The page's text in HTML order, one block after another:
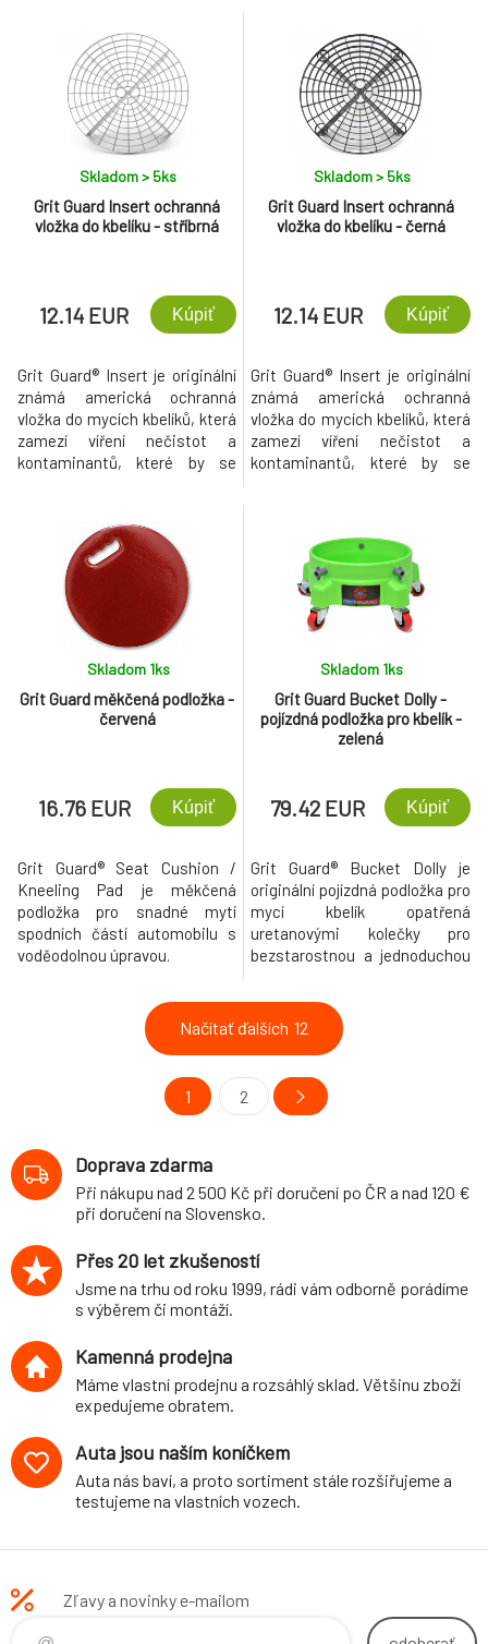
Grit Guard Insert ochranná
vložka do kbelíku - stříbrná
Skladom > 5ks
12.14 EUR Kúpiť
Grit Guard® Insert je originální
známá americká ochranná
vložka do mycích kbelíků, která
zamezí víření nečistot a
kontaminantů, které by se
lak či jiný umývaný povrch.
Grit Guard Insert ochranná
vložka do kbelíku - černá
Skladom > 5ks
12.14 EUR Kúpiť
Grit Guard® Insert je originální
známá americká ochranná
vložka do mycích kbelíků, která
zamezí víření nečistot a
kontaminantů, které by se
Grit Guard měkčená podložka -
červená
Skladom 1ks
16.76 EUR Kúpiť
Grit Guard® Seat Cushion /
Kneeling Pad je měkčená
podložka pro snadné mytí
spodních částí automobilu s
voděodolnou úpravou.
Grit Guard Bucket Dolly -
pojízdná podložka pro kbelík -
zelená
Skladom 1ks
79.42 EUR Kúpiť
Grit Guard® Bucket Dolly je
originální pojízdná podložka pro
mycí kbelík opatřená
uretanovými kolečky pro
bezstarostnou a jednoduchou
Načítať ďalších 12
1 2
Doprava zdarma
Při nákupu nad 2 500 Kč při doručení po ČR a nad 120 €
při doručení na Slovensko.
Přes 20 let zkušeností
Jsme na trhu od roku 1999, rádi vám odborně porádíme
s výběrem či montáží.
Kamenná prodejna
Máme vlastní prodejnu a rozsáhlý sklad. Většinu zboží
expedujeme obratem.
Auta jsou naším koníčkem
Auta nás baví, a proto sortiment stále rozšiřujeme a
testujeme na vlastních vozech.
Zľavy a novinky e-mailom